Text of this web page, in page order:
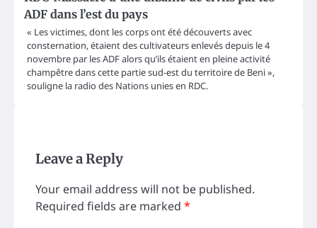
ADF dans l’est du pays
« Les victimes, dont les corps ont été découverts avec
consternation, étaient des cultivateurs enlevés depuis le 4
novembre par les ADF alors qu’ils étaient en pleine activité
champêtre dans cette partie sud-est du territoire de Beni »,
souligne la radio des Nations unies en RDC.
Leave a Reply
Your email address will not be published.
Required fields are marked *